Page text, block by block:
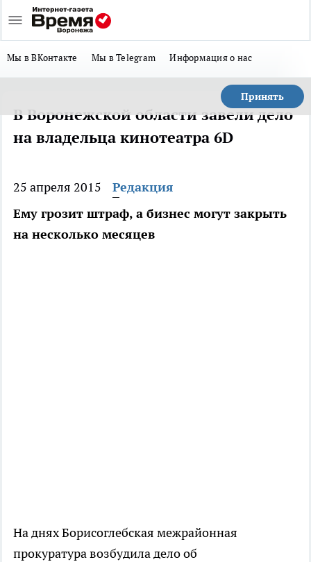
Мы в ВКонтакте Мы в Telegram Информация о нас
Принять
В Воронежской области завели дело
на владельца кинотеатра 6D
25 апреля 2015
Редакция
Ему грозит штраф, а бизнес могут закрыть
на несколько месяцев
На днях Борисоглебская межрайонная
прокуратура возбудила дело об